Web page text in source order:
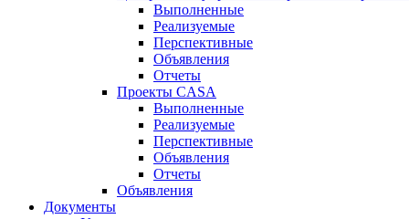
Выполненные
Реализуемые
Перспективные
Объявления
Отчеты
Проекты CASA
Выполненные
Реализуемые
Перспективные
Объявления
Отчеты
Объявления
Документы